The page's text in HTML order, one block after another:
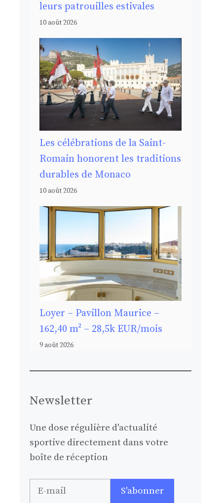
leurs patrouilles estivales
10 août 2026
Les célébrations de la Saint-
Romain honorent les traditions
durables de Monaco
10 août 2026
Loyer – Pavillon Maurice –
162,40 m² – 28,5k EUR/mois
9 août 2026
Newsletter
Une dose régulière d'actualité
sportive directement dans votre
boîte de réception